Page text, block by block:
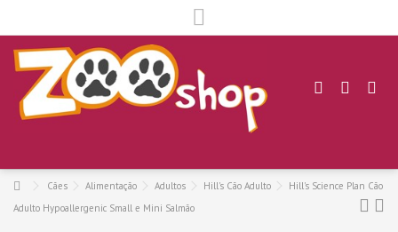
Cães Alimentação Adultos Hill's Cão Adulto
Hill's Science Plan Cão
Adulto Hypoallergenic Small e Mini Salmão